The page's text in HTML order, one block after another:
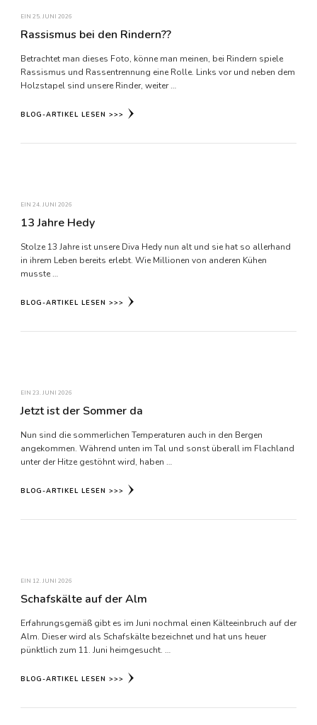
EIN 25. JUNI 2026
Rassismus bei den Rindern??
Betrachtet man dieses Foto, könne man meinen, bei Rindern spiele
Rassismus und Rassentrennung eine Rolle. Links vor und neben dem
Holzstapel sind unsere Rinder, weiter …
BLOG-ARTIKEL LESEN >>>
EIN 24. JUNI 2026
13 Jahre Hedy
Stolze 13 Jahre ist unsere Diva Hedy nun alt und sie hat so allerhand
in ihrem Leben bereits erlebt. Wie Millionen von anderen Kühen
musste …
BLOG-ARTIKEL LESEN >>>
EIN 23. JUNI 2026
Jetzt ist der Sommer da
Nun sind die sommerlichen Temperaturen auch in den Bergen
angekommen. Während unten im Tal und sonst überall im Flachland
unter der Hitze gestöhnt wird, haben …
BLOG-ARTIKEL LESEN >>>
EIN 12. JUNI 2026
Schafskälte auf der Alm
Erfahrungsgemäß gibt es im Juni nochmal einen Kälteeinbruch auf der
Alm. Dieser wird als Schafskälte bezeichnet und hat uns heuer
pünktlich zum 11. Juni heimgesucht. …
BLOG-ARTIKEL LESEN >>>